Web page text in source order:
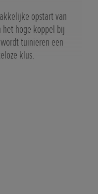
opstart van
het hoge koppel bij
tuinieren een
klus.